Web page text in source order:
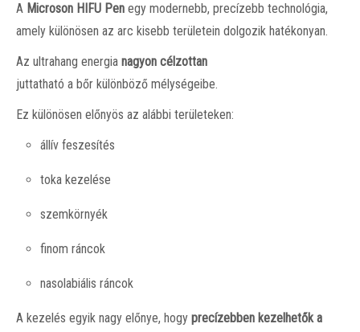
A Microson HIFU Pen egy modernebb, precízebb technológia,
amely különösen az arc kisebb területein dolgozik hatékonyan.
Az ultrahang energia nagyon célzottan
juttatható a bőr különböző mélységeibe.
Ez különösen előnyös az alábbi területeken:
állív feszesítés
toka kezelése
szemkörnyék
finom ráncok
nasolabiális ráncok
A kezelés egyik nagy előnye, hogy precízebben kezelhetők a